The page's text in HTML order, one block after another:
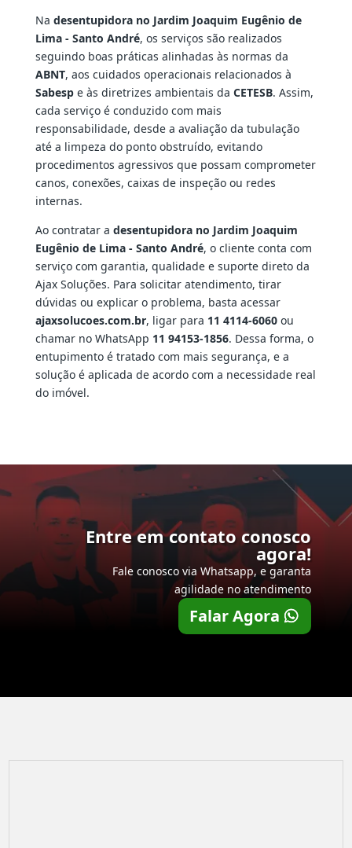
Na desentupidora no Jardim Joaquim Eugênio de
Lima - Santo André, os serviços são realizados
seguindo boas práticas alinhadas às normas da
ABNT, aos cuidados operacionais relacionados à
Sabespe às diretrizes ambientais da CETESB. Assim,
cada serviço é conduzido com mais
responsabilidade, desde a avaliação da tubulação
até a limpeza do ponto obstruído, evitando
procedimentos agressivos que possam comprometer
canos, conexões, caixas de inspeção ou redes
internas.
Ao contratar a desentupidora no Jardim Joaquim
Eugênio de Lima - Santo André, o cliente conta com
serviço com garantia, qualidade e suporte direto da
Ajax Soluções. Para solicitar atendimento, tirar
dúvidas ou explicar o problema, basta acessar
ajaxsolucoes.com.br, ligar para 11 4114-6060ou
chamar no WhatsApp 11 94153-1856. Dessa forma, o
entupimento é tratado com mais segurança, e a
solução é aplicada de acordo com a necessidade real
do imóvel.
Entre em contato conosco
agora!
Fale conosco via Whatsapp, e garanta
agilidade no atendimento
Falar Agora